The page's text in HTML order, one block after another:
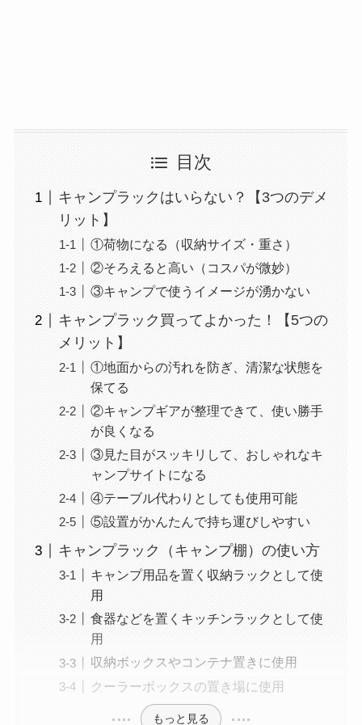
目次
キャンプラックはいらない？【3つのデメ
リット】
①荷物になる（収納サイズ・重さ）
②そろえると高い（コスパが微妙）
③キャンプで使うイメージが湧かない
キャンプラック買ってよかった！【5つの
メリット】
①地面からの汚れを防ぎ、清潔な状態を
保てる
②キャンプギアが整理できて、使い勝手
が良くなる
③見た目がスッキリして、おしゃれなキ
ャンプサイトになる
④テーブル代わりとしても使用可能
⑤設置がかんたんで持ち運びしやすい
キャンプラック（キャンプ棚）の使い方
キャンプ用品を置く収納ラックとして使
用
食器などを置くキッチンラックとして使
用
収納ボックスやコンテナ置きに使用
クーラーボックスの置き場に使用
もっと見る